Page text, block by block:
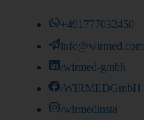
+491777032450
info@wirmed.com
/wirmed-gmbh
/WIRMEDGmbH
/wirmedinsta